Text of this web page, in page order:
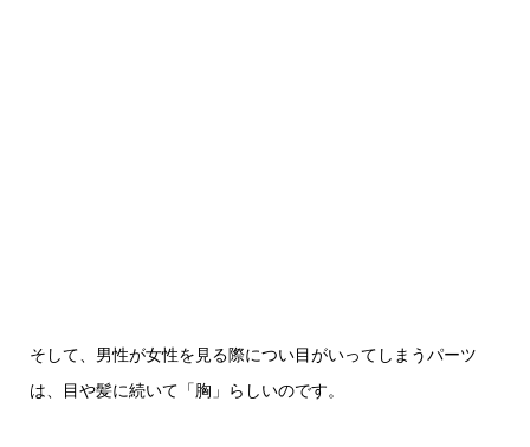
そして、男性が女性を見る際につい目がいってしまうパーツ
は、目や髪に続いて「胸」らしいのです。